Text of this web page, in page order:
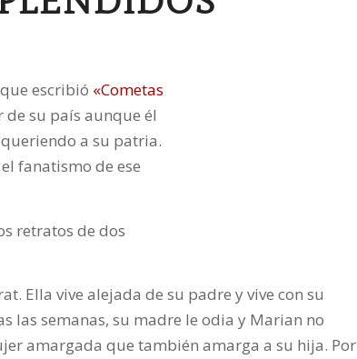
escribió «Cometas
de su país aunque él
a su patria.
fanatismo de ese
retratos de dos
Ella vive alejada de su padre y vive con su
las semanas, su madre le odia y Marian no
amargada que también amarga a su hija. Por